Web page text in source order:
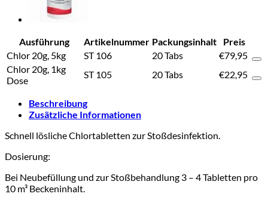
Ausführung Artikelnummer Packungsinhalt
Preis
Chlor 20g, 5kg
ST 106 20 Tabs €79,95
Chlor 20g, 1kg
Dose
ST 105 20 Tabs €22,95
Beschreibung
Zusätzliche Informationen
Schnell lösliche Chlortabletten zur Stoßdesinfektion.
Dosierung:
Bei Neubefüllung und zur Stoßbehandlung 3 – 4 Tabletten pro
10 m³ Beckeninhalt.